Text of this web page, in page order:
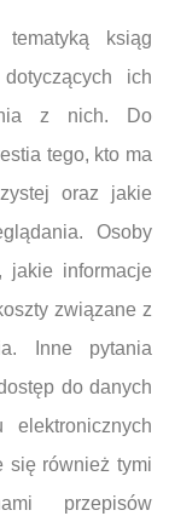
ksiąg
ich
z nich. Do
tego, kto ma
oraz jakie
Osoby
jakie informacje
związane z
Inne pytania
do danych
się również tymi
przepisów